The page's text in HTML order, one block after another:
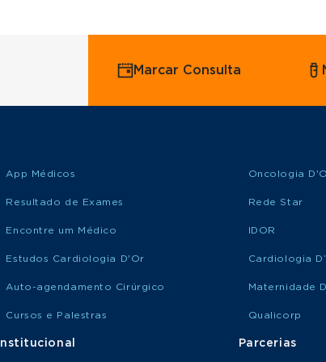
Marcar Consulta
App Médicos
Resultado de Exames
Encontre um Médico
Estudos Cardiologia D'Or
Auto-agendamento Cirúrgico
Cursos e Palestras
Institucional
Oncologia
Rede Star
IDOR
Cardiologia
Maternidade
Qualicorp
Parcerias